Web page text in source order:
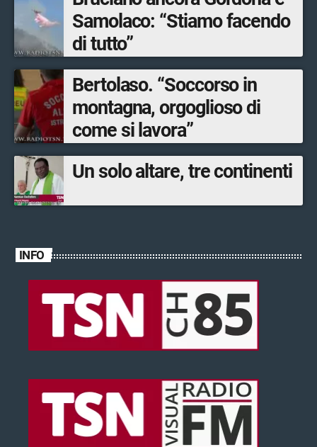
Samolaco: “Stiamo facendo
di tutto”
Bertolaso. “Soccorso in
montagna, orgoglioso di
come si lavora”
Un solo altare, tre continenti
INFO